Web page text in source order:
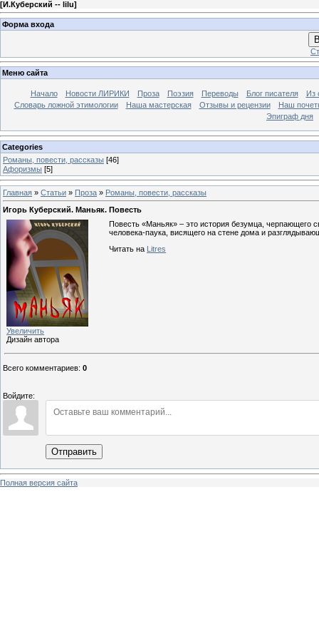
[И.Куберский -- lilu]
Форма входа
Меню сайта
Начало Новости ЛИРИКИ Проза Поэзия Переводы Блог писателя
Из
Словарь ложной этимологии
Наша мастерская Отзывы и рецензии
Наш
Эпиграф дня
Categories
Романы, повести, рассказы [46]
Афоризмы [5]
Главная » Статьи » Проза » Романы, повести, рассказы
Игорь Куберский. Маньяк. Повесть
Увеличить
Дизайн автора
Повесть «Маньяк» – это история безумца, черпающего
человека-паука, висящего на стене дома и
Читать на Litres
Всего комментариев: 0
Войдите:
Отправить
Полная версия сайта